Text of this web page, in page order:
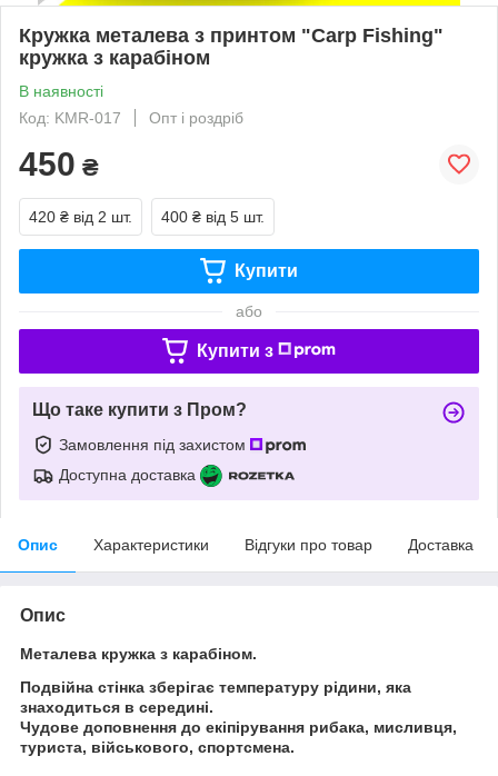
Кружка металева з принтом "Carp Fishing"
кружка з карабіном
В наявності
Код: KMR-017
Опт і роздріб
450 ₴
420 ₴ від 2 шт. 400 ₴ від 5 шт.
Купити
або
Купити з
Що таке купити з Пром?
Замовлення під захистом
Доступна доставка
Опис Характеристики Відгуки про товар Доставка
Опис
Металева кружка з карабіном.
Подвійна стінка зберігає температуру рідини, яка
знаходиться в середині.
Чудове доповнення до екіпірування рибака, мисливця,
туриста, військового, спортсмена.